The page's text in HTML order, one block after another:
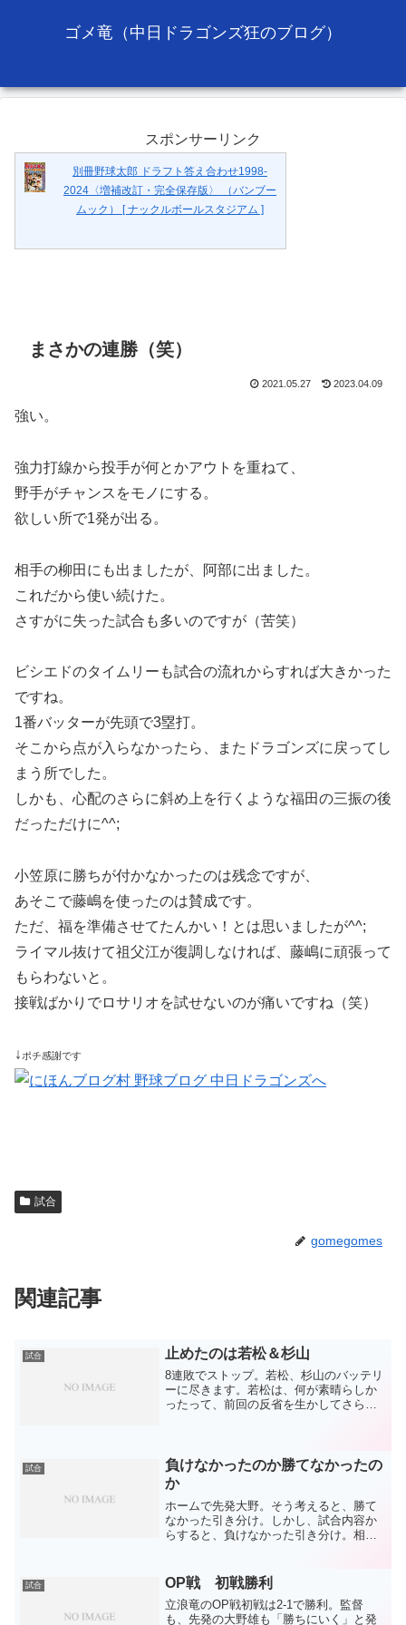
ゴメ竜（中日ドラゴンズ狂のブログ）
スポンサーリンク
別冊野球太郎 ドラフト答え合わせ1998-
2024〈増補改訂・完全保存版〉 （バンブー
ムック） [ ナックルボールスタジアム ]
まさかの連勝（笑）
2021.05.27 2023.04.09
強い。
強力打線から投手が何とかアウトを重ねて、
野手がチャンスをモノにする。
欲しい所で1発が出る。
相手の柳田にも出ましたが、阿部に出ました。
これだから使い続けた。
さすがに失った試合も多いのですが（苦笑）
ビシエドのタイムリーも試合の流れからすれば大きかった
ですね。
1番バッターが先頭で3塁打。
そこから点が入らなかったら、またドラゴンズに戻ってし
まう所でした。
しかも、心配のさらに斜め上を行くような福田の三振の後
だっただけに^^;
小笠原に勝ちが付かなかったのは残念ですが、
あそこで藤嶋を使ったのは賛成です。
ただ、福を準備させてたんかい！とは思いましたが^^;
ライマル抜けて祖父江が復調しなければ、藤嶋に頑張って
もらわないと。
接戦ばかりでロサリオを試せないのが痛いですね（笑）
↓ ポチ感謝です
試合
gomegomes
関連記事
試合 止めたのは若松＆杉山
8連敗でストップ。若松、杉山のバッテリ
ーに尽きます。若松は、何が素晴らしか
ったって、前回の反省を生かしてさらに
意識させて真っ直ぐで抑...
試合
負けなかったのか勝てなかったの
か
ホームで先発大野。そう考えると、勝て
なかった引き分け。しかし、試合内容か
らすると、負けなかった引き分け。相手
の中、最も打てね～雰囲気だった平田に
タイムリーが出ました。...
試合 OP戦 初戦勝利
立浪竜のOP戦初戦は2-1で勝利。監督
も、先発の大野雄も「勝ちにいく」と発